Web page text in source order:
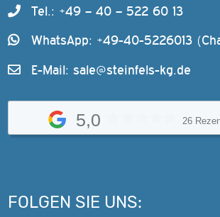
Tel.: +49 – 40 – 522 60 13
WhatsApp: +49-40-5226013
E-Mail: sale@steinfels-kg.de
5,0 26
FOLGEN SIE UNS: